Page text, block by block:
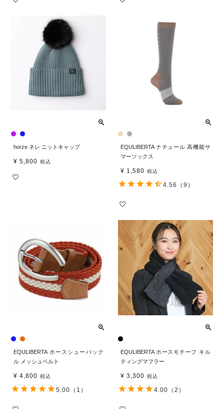
horze ネレ ニットキャップ
¥ 5,800 税込
EQULIBERTA ナチュール 高機能サ
マーソックス
¥ 1,580 税込
4.56 （9）
EQULIBERTA ホースシューバック
ル メッシュベルト
¥ 4,800 税込
5.00 （1）
EQULIBERTA ホースモチーフ キル
ティングマフラー
¥ 3,300 税込
4.00 （2）